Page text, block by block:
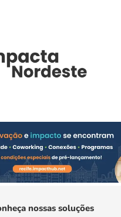
nossas soluções